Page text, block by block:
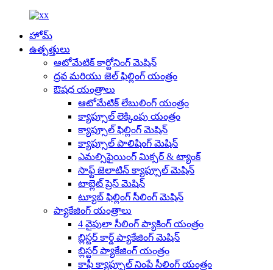
హోమ్
ఉత్పత్తులు
ఆటోమేటిక్ కార్టోనింగ్ మెషిన్
ద్రవ మరియు జెల్ ఫిల్లింగ్ యంత్రం
ఔషధ యంత్రాలు
ఆటోమేటిక్ లేబులింగ్ యంత్రం
క్యాప్సూల్ లెక్కింపు యంత్రం
క్యాప్సూల్ ఫిల్లింగ్ మెషిన్
క్యాప్సూల్ పాలిషింగ్ మెషిన్
ఎమల్సిఫైయింగ్ మిక్సర్ & ట్యాంక్
సాఫ్ట్ జెలాటిన్ క్యాప్సూల్ మెషిన్
టాబ్లెట్ ప్రెస్ మెషిన్
ట్యూబ్ ఫిల్లింగ్ సీలింగ్ మెషిన్
ప్యాకేజింగ్ యంత్రాలు
4 వైపులా సీలింగ్ ప్యాకింగ్ యంత్రం
బ్లిస్టర్ కార్డ్ ప్యాకేజింగ్ మెషిన్
బ్లిస్టర్ ప్యాకేజింగ్ యంత్రం
కాఫీ క్యాప్సూల్ నింపే సీలింగ్ యంత్రం